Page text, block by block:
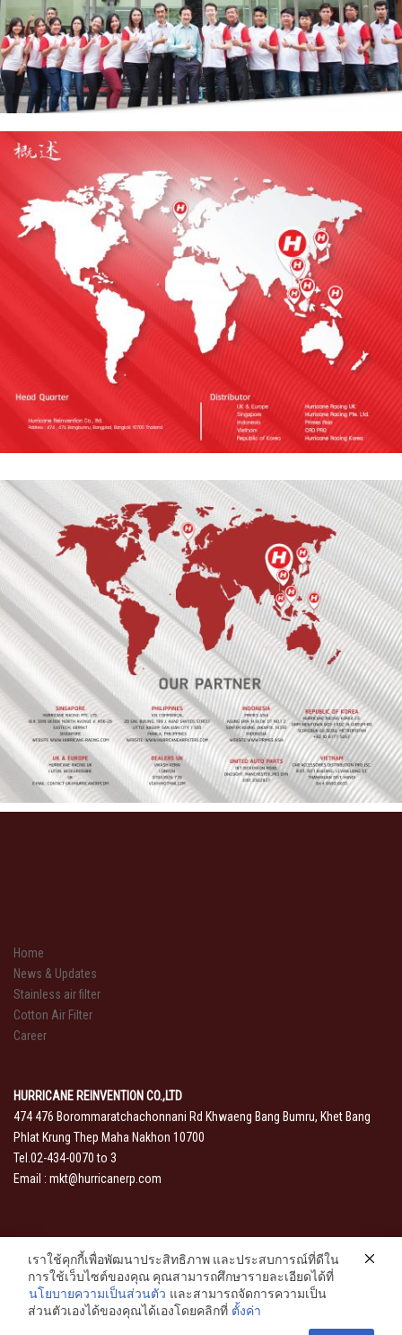
Home
News & Updates
Stainless air filter
Cotton Air Filter
Career
HURRICANE REINVENTION CO.,LTD
474 476 Borommaratchachonnani Rd Khwaeng Bang Bumru, Khet Bang
Phlat Krung Thep Maha Nakhon 10700
Tel.02-434-0070 to 3
Email : mkt@hurricanerp.com
เราใช้คุกกี้เพื่อพัฒนาประสิทธิภาพ และประสบการณ์ที่ดีใน
การใช้เว็บไซต์ของคุณ คุณสามารถศึกษารายละเอียดได้ที่
นโยบายความเป็นส่วนตัว และสามารถจัดการความเป็น
ส่วนตัวเองได้ของคุณได้เองโดยคลิกที่ ตั้งค่า